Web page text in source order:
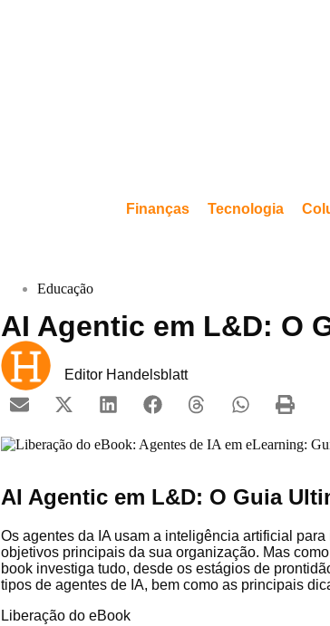
Finanças Tecnologia
Educação
AI Agentic em L&D: O
Editor Handelsblatt
AI Agentic em L&D: O Guia
Os agentes da IA ​​usam a inteligência artificial
objetivos principais da sua organização. Mas
book investiga tudo, desde os estágios de
tipos de agentes de IA, bem como as principais
Liberação do eBook